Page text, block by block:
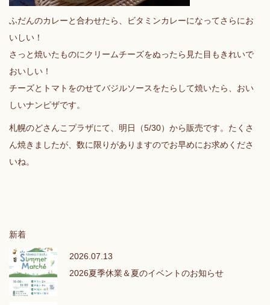
ふだんのカレーと合わせたら、ビタミンカレーになってさらにお
いしい！
さっと焼いたものにクリームチーズをぬったら見た目もきれいで
おいしい！
チーズとトマトをのせてバジルソースをたらして焼いたら、おい
しいナンピザです。
札幌のどさんこプラザにて、明日（5/30）から販売です。たくさ
ん焼きましたが、数に限りがありますのでお早めにお求めくださ
いね。
新着
2026.07.13
2026夏季休業＆夏のイベントのお知らせ